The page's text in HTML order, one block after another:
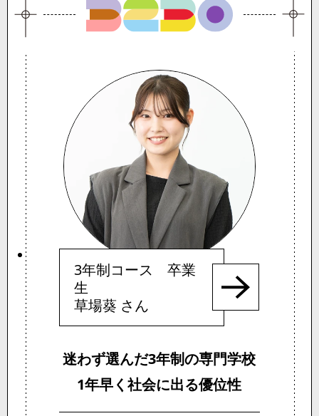
3年制コース 卒業
生
草場葵 さん
迷わず選んだ3年制の専門学校
1年早く社会に出る優位性